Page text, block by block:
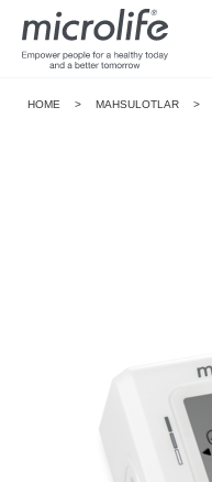
HOME > MAHSULOTLAR >